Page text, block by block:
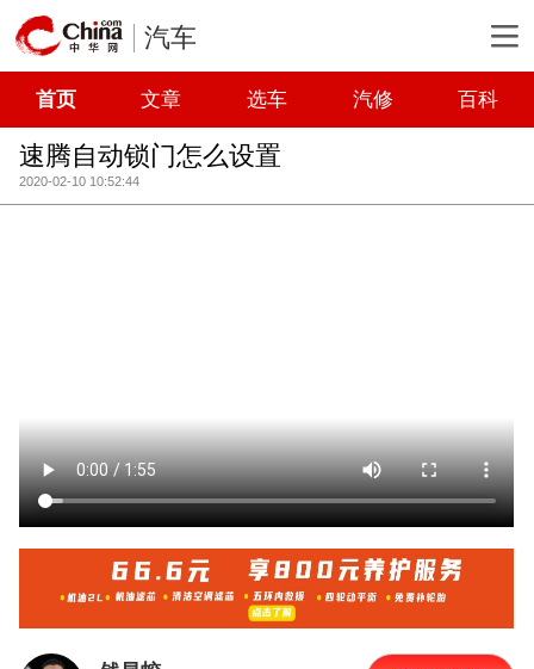
汽车
首页 文章 选车 汽修 百科
速腾自动锁门怎么设置
2020-02-10 10:52:44